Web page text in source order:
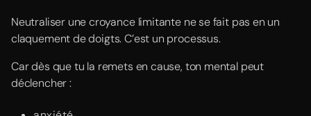
Neutraliser une croyance limitante ne se fait pas en un
claquement de doigts. C’est un processus.
Car dès que tu la remets en cause, ton mental peut
déclencher :